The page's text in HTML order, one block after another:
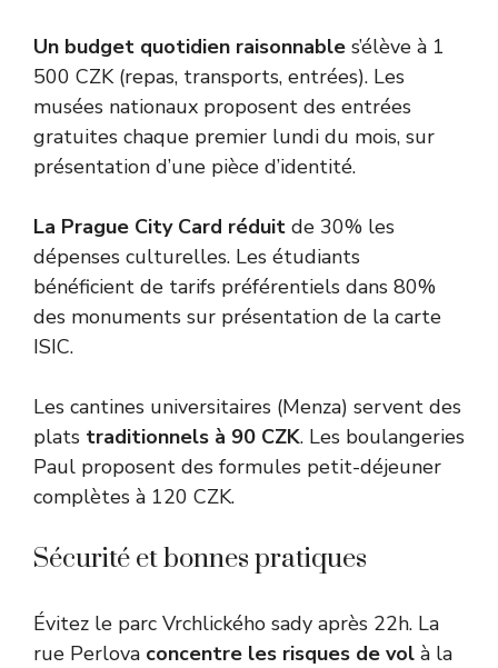
Un budget quotidien raisonnable s’élève à 1
500 CZK (repas, transports, entrées). Les
musées nationaux proposent des entrées
gratuites chaque premier lundi du mois, sur
présentation d’une pièce d’identité.
La Prague City Card réduit de 30% les
dépenses culturelles. Les étudiants
bénéficient de tarifs préférentiels dans 80%
des monuments sur présentation de la carte
ISIC.
Les cantines universitaires (Menza) servent des
plats traditionnels à 90 CZK. Les boulangeries
Paul proposent des formules petit-déjeuner
complètes à 120 CZK.
Sécurité et bonnes pratiques
Évitez le parc Vrchlického sady après 22h. La
rue Perlova concentre les risques de vol à la